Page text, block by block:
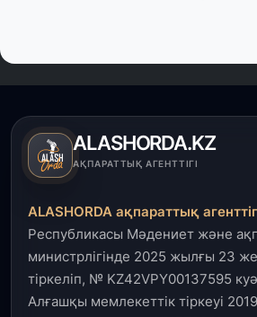
ALASHORDA.KZ
АҚПАРАТТЫҚ АГЕНТТІГІ
ALASHORDA ақпараттық
Республикасы Мәдениет және
министрлігінде 2025 жылғы 23
тіркеліп, № KZ42VPY00137595
Алғашқы мемлекеттік тіркеуі